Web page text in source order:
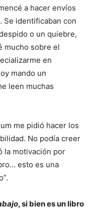
a hacer envíos
Se identificaban con
o un quiebre,
mucho sobre el
en
mando un
leen muchas
me pidió hacer los
No podía creer
la motivación por
esto es una
, si bien es un libro